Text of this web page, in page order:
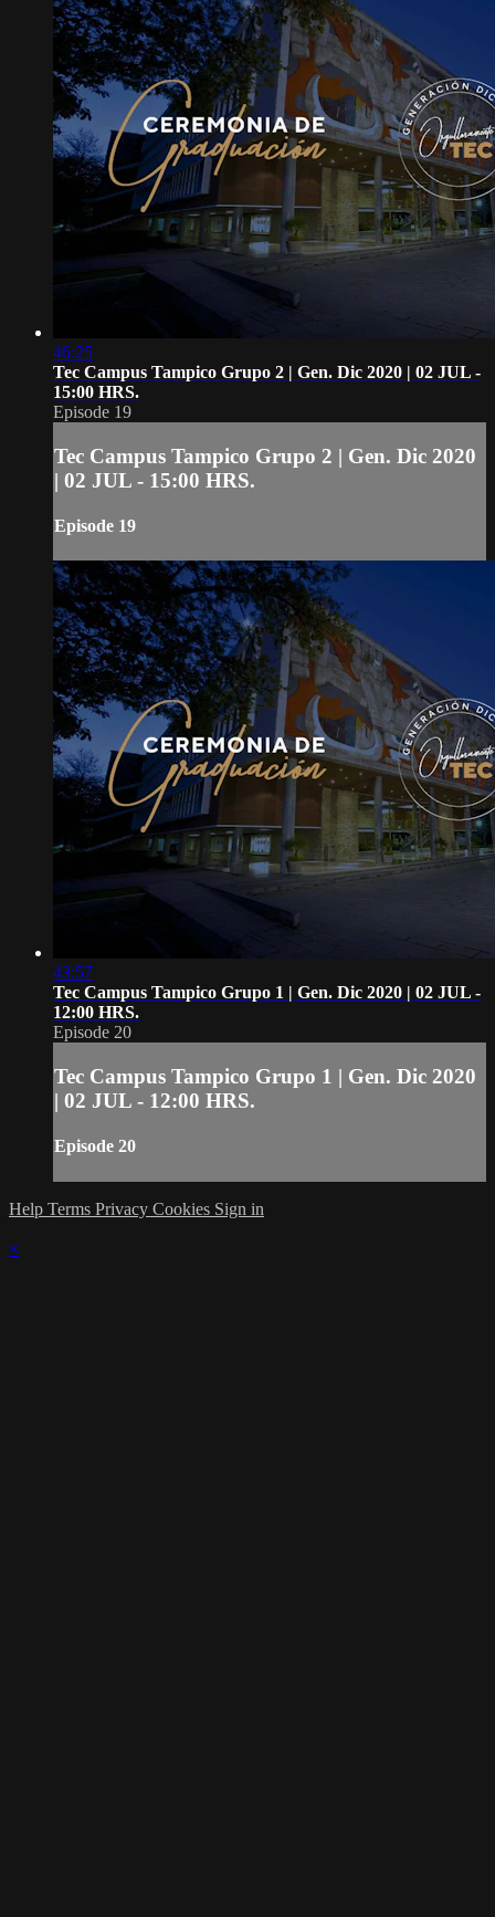
46:25
Tec Campus Tampico Grupo 2 | Gen. Dic 2020 | 02 JUL -
15:00 HRS.
Episode 19
Tec Campus Tampico Grupo 2 | Gen. Dic 2020
| 02 JUL - 15:00 HRS.
Episode 19
43:57
Tec Campus Tampico Grupo 1 | Gen. Dic 2020 | 02 JUL -
12:00 HRS.
Episode 20
Tec Campus Tampico Grupo 1 | Gen. Dic 2020
| 02 JUL - 12:00 HRS.
Episode 20
Help Terms Privacy Cookies Sign in
×